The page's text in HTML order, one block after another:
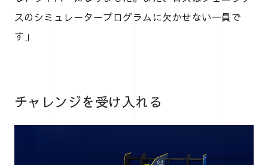
スのシミュレータープログラムに欠かせない一員で
す」
チャレンジを受け入れる